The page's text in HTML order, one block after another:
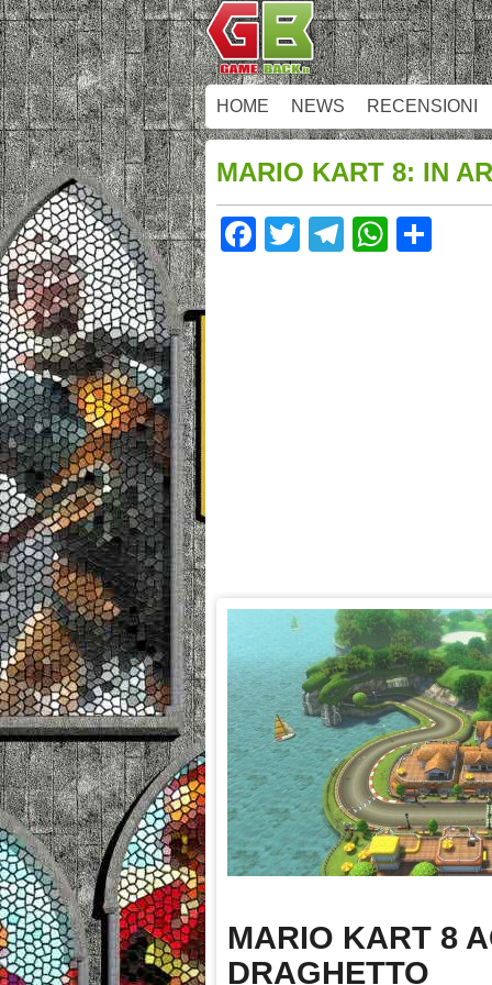
HOME NEWS RECENSIONI
MARIO KART 8: IN
Facebook
TwitterTelegram
MARIO KART 8
DRAGHETTO